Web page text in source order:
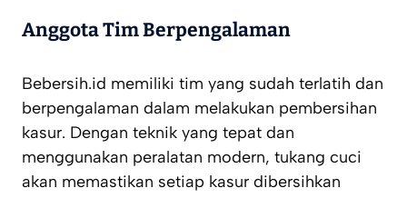
Anggota Tim Berpengalaman
Bebersih.id memiliki tim yang sudah terlatih dan
berpengalaman dalam melakukan pembersihan
kasur. Dengan teknik yang tepat dan
menggunakan peralatan modern, tukang cuci
akan memastikan setiap kasur dibersihkan